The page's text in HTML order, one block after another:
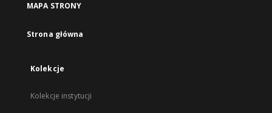
MAPA STRONY
Strona główna
Kolekcje
Kolekcje instytucji